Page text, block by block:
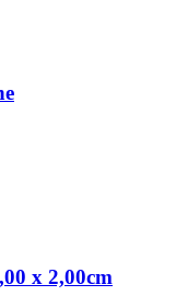
x 2,00cm